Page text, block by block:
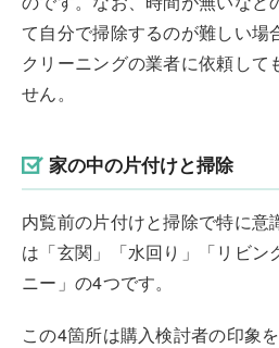
て自分で掃除するのが難しい場
クリーニングの業者に依頼して
せん。
家の中の片付けと掃除
内覧前の片付けと掃除で特に意
は「玄関」「水回り」「リビン
ニー」の4つです。
この4箇所は購入検討者の印象